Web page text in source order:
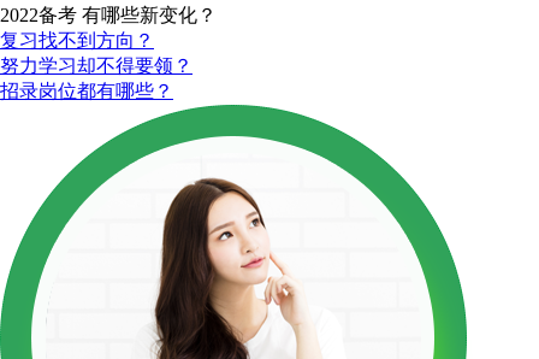
2022备考 有哪些新变化？
复习找不到方向？
努力学习却不得要领？
招录岗位都有哪些？